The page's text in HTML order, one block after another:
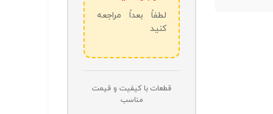
لطفاً بعداً مراجعه
کنید
قطعات با کیفیت و قیمت
مناسب